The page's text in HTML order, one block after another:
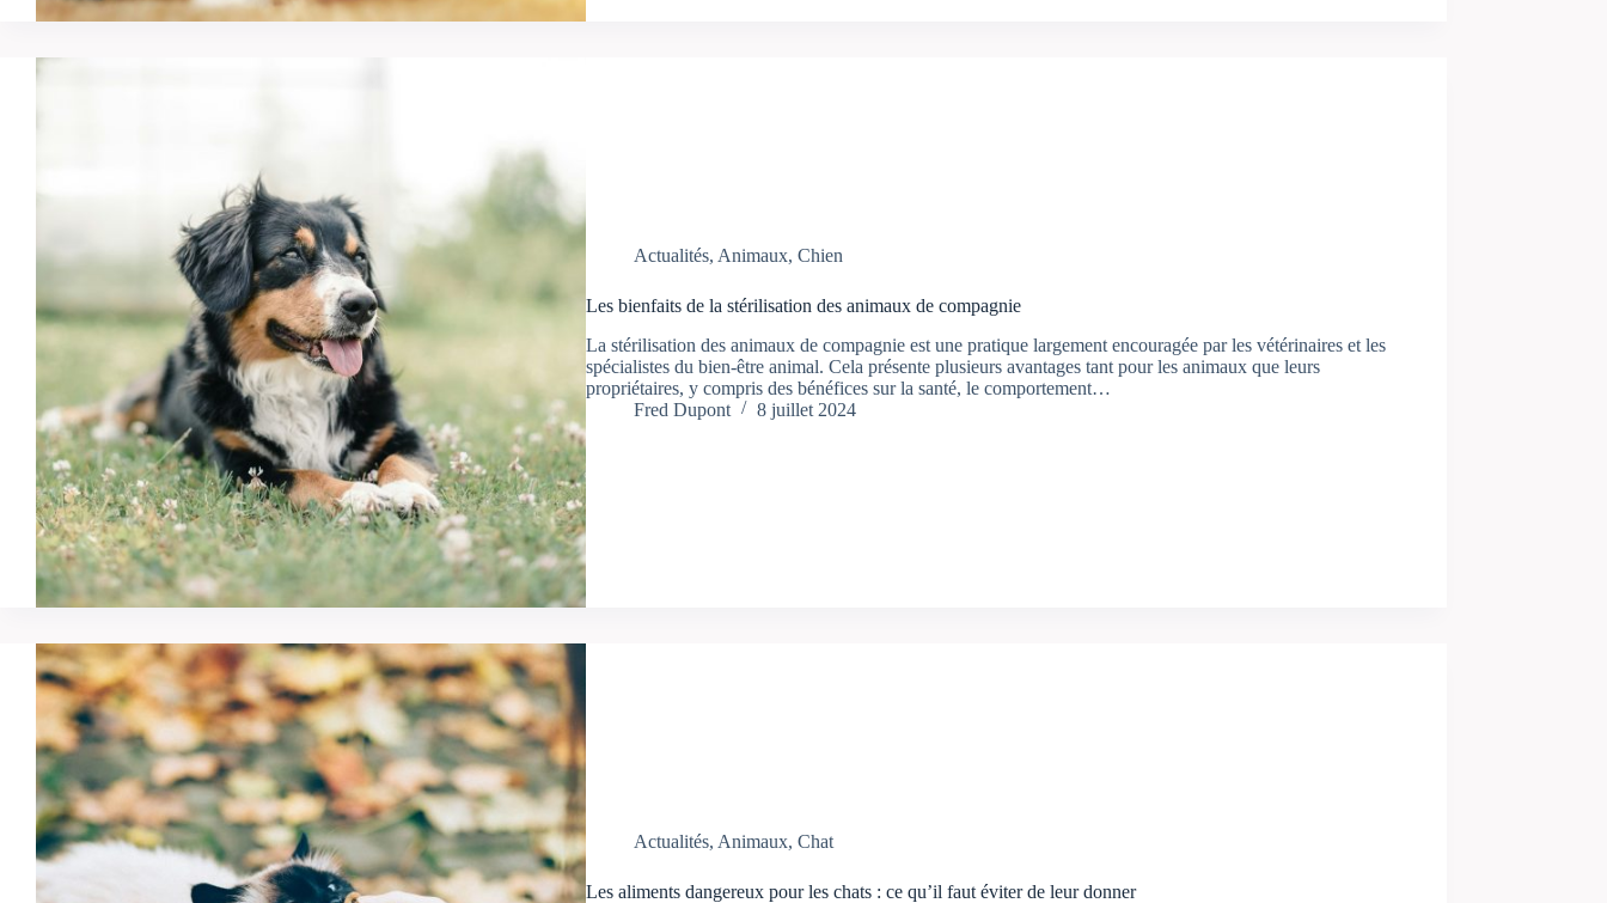
Actualités, Animaux, Chien
Les bienfaits de la stérilisation des animaux de compagnie
La stérilisation des animaux de compagnie est une pratique largement encouragée par les vétérinaires et les
spécialistes du bien-être animal. Cela présente plusieurs avantages tant pour les animaux que leurs
propriétaires, y compris des bénéfices sur la santé, le comportement…
Fred Dupont
8 juillet 2024
Actualités, Animaux, Chat
Les aliments dangereux pour les chats : ce qu’il faut éviter de leur donner